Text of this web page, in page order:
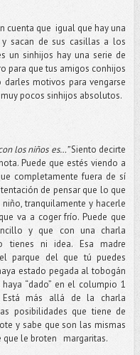
cuenta que igual que hay una
sacan de sus casillas a los
un sinhijos hay una serie de
para que tus amigos conhijos
motivos para vengarse
pocos sinhijos absolutos.
los niños es…”Siento decirte
Puede que estés viendo a
completamente fuera de sí
de pensar que lo que
tranquilamente y hacerle
va a coger frío. Puede que
y que con una charla
tienes ni idea. Esa madre
parque del que tú puedes
estado pegada al tobogán
“dado” en el columpio 1
más allá de la charla
posibilidades que tiene de
y sabe que son las mismas
que le broten margaritas.